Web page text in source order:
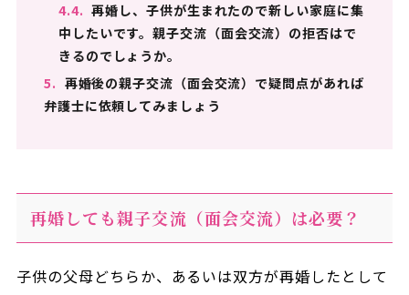
4.4. 再婚し、子供が生まれたので新しい家庭に集
中したいです。親子交流（面会交流）の拒否はで
きるのでしょうか。
5. 再婚後の親子交流（面会交流）で疑問点があれば
弁護士に依頼してみましょう
再婚しても親子交流（面会交流）は必要？
子供の父母どちらか、あるいは双方が再婚したとして